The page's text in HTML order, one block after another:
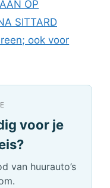
OP
SITTARD
ook voor
voor je
van huurauto’s